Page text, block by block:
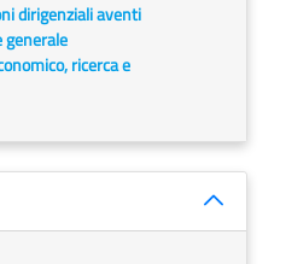
dirigenziali aventi
ricerca e